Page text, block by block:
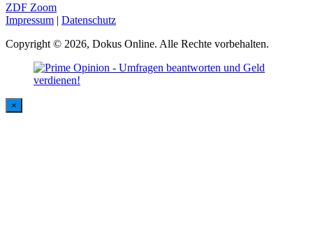
ZDF Zoom
Impressum | Datenschutz
Copyright © 2026, Dokus Online. Alle Rechte vorbehalten.
×